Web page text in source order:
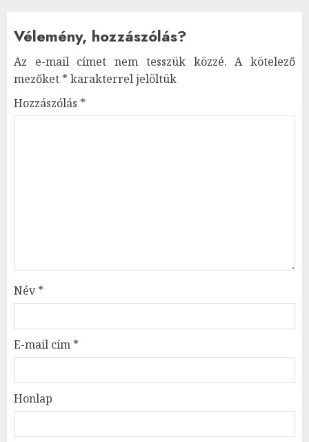
Vélemény, hozzászólás?
Az e-mail címet nem tesszük közzé. A kötelező
mezőket * karakterrel jelöltük
Hozzászólás *
Név*
E-mail cím *
Honlap